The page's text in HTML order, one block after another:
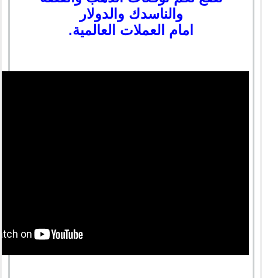
والناسدك والدولار
امام العملات العالمية.